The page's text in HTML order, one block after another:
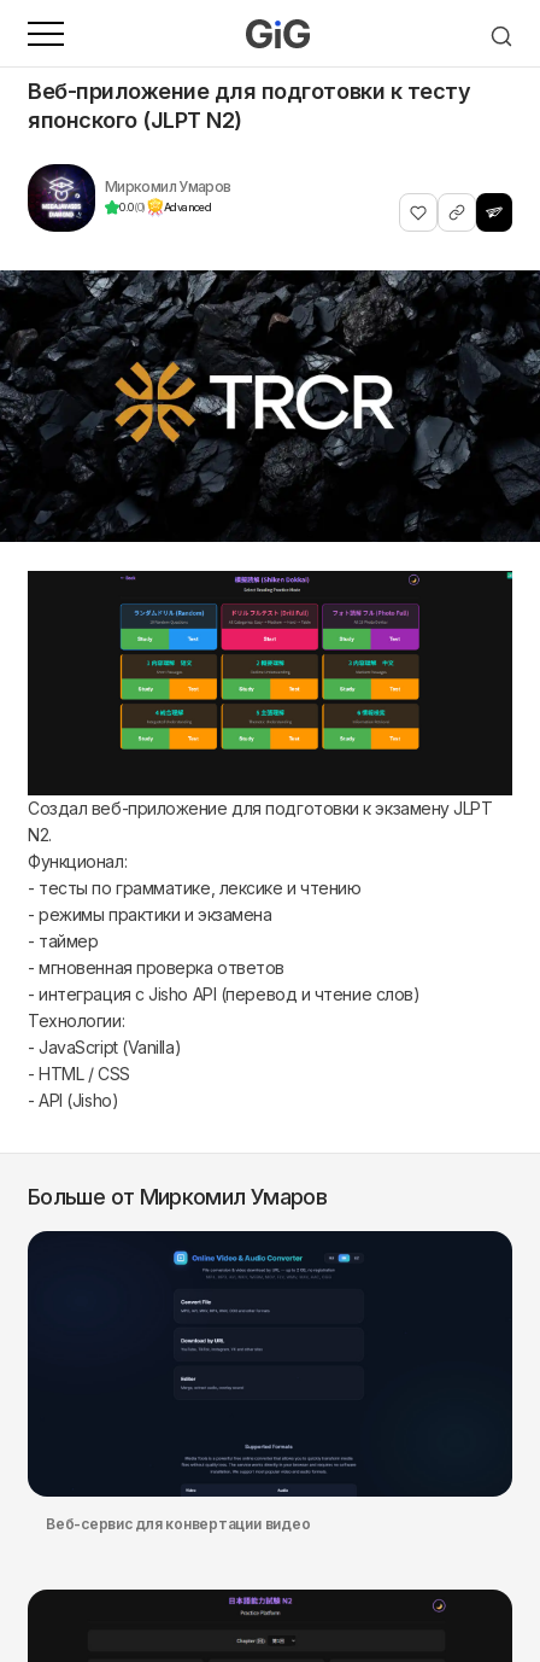
Веб-приложение для подготовки к тесту
японского (JLPT N2)
Миркомил Умаров
0.0(0) Advanced
Создал веб-приложение для подготовки к экзамену JLPT
N2.
Функционал:
- тесты по грамматике, лексике и чтению
- режимы практики и экзамена
- таймер
- мгновенная проверка ответов
- интеграция с Jisho API (перевод и чтение слов)
Технологии:
- JavaScript (Vanilla)
- HTML / CSS
- API (Jisho)
Больше от Миркомил Умаров
Веб-сервис для конвертации видео